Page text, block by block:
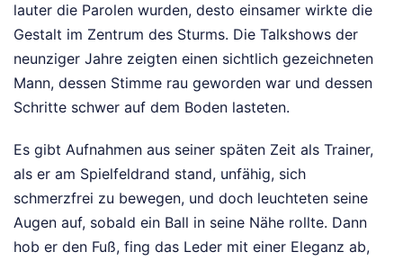
lauter die Parolen wurden, desto einsamer wirkte die
Gestalt im Zentrum des Sturms. Die Talkshows der
neunziger Jahre zeigten einen sichtlich gezeichneten
Mann, dessen Stimme rau geworden war und dessen
Schritte schwer auf dem Boden lasteten.
Es gibt Aufnahmen aus seiner späten Zeit als Trainer,
als er am Spielfeldrand stand, unfähig, sich
schmerzfrei zu bewegen, und doch leuchteten seine
Augen auf, sobald ein Ball in seine Nähe rollte. Dann
hob er den Fuß, fing das Leder mit einer Eleganz ab,